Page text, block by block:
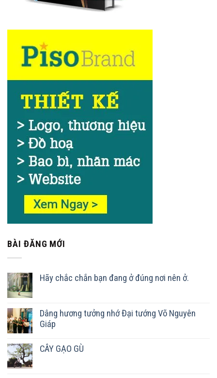
BÀI ĐĂNG MỚI
Hãy chắc chắn bạn đang ở đúng nơi nên ở.
Dâng hương tưởng nhớ Đại tướng Võ Nguyên
Giáp
CÂY GẠO GÙ